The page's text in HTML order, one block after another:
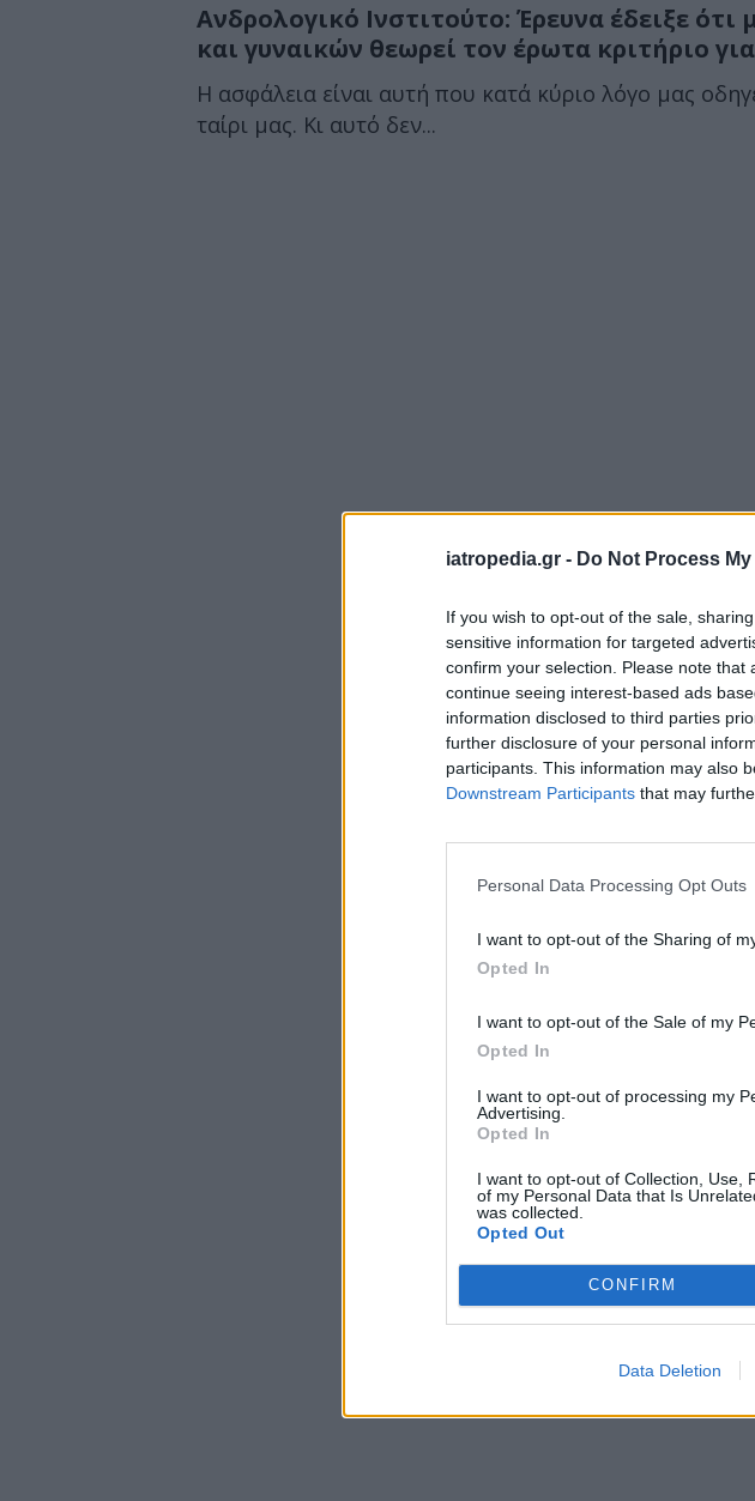
iatropedia.gr - Do Not Process
If you wish to opt-out of the sale,
sensitive information for targeted
confirm your selection. Please note
continue seeing interest-based ads
information disclosed to third parties
further disclosure of your personal
participants. This information may also
Downstream Participants that may
Personal Data Processing Opt Outs
I want to opt-out of the Sharing of
Opted In
I want to opt-out of the Sale of my
Opted In
I want to opt-out of processing my
Advertising.
Opted In
I want to opt-out of Collection, Use,
of my Personal Data that Is
was collected.
Opted Out
CONFIRM
Data Deletion
Ανδρολογικό Ινστιτούτο: Έρευνα έδειξε
και γυναικών θεωρεί τον έρωτα κριτήριο
Η ασφάλεια είναι αυτή που κατά κύριο λόγο μας
ταίρι μας. Κι αυτό δεν...